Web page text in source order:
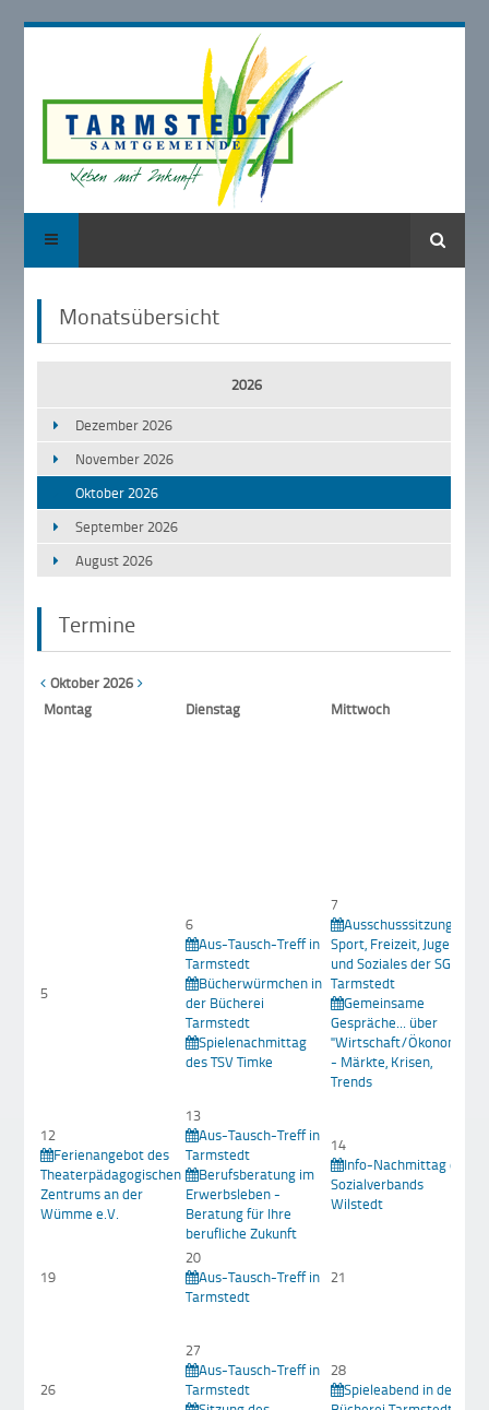
Suche
Monatsübersicht
2026
Dezember 2026
November 2026
Oktober 2026
September 2026
August 2026
Termine
Oktober 2026
Montag Dienstag Mittwoch
5
6
Aus-Tausch-Treff in
Tarmstedt
Bücherwürmchen in
der Bücherei
Tarmstedt
Spielenachmittag
des TSV Timke
7
Ausschusssitzung für
Sport, Freizeit, Jugend
und Soziales der SG
Tarmstedt
Gemeinsame
Gespräche... über
"Wirtschaft/Ökonomie
- Märkte, Krisen,
Trends
12
Ferienangebot des
Theaterpädagogischen
Zentrums an der
Wümme e.V.
13
Aus-Tausch-Treff in
Tarmstedt
Berufsberatung im
Erwerbsleben -
Beratung für Ihre
berufliche Zukunft
14
Info-Nachmittag des
Sozialverbands
Wilstedt
19
20
Aus-Tausch-Treff in
Tarmstedt
21
26
27
Aus-Tausch-Treff in
Tarmstedt
28
Spieleabend in der